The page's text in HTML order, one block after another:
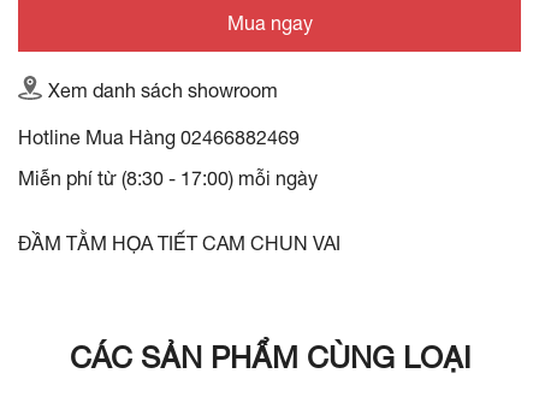
Mua ngay
Xem danh sách showroom
Hotline Mua Hàng 02466882469
Miễn phí từ (8:30 - 17:00) mỗi ngày
ĐẦM TẰM HỌA TIẾT CAM CHUN VAI
CÁC SẢN PHẨM CÙNG LOẠI